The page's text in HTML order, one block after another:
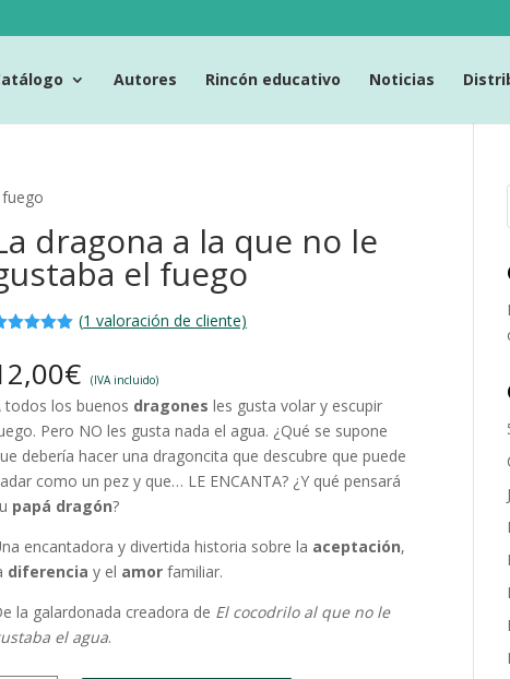
Autores Rincón educativo Noticias
dragona a la que no le
el fuego
en base
valoración
un
(1 valoración de cliente)
€ (IVA incluido)
todos los buenos dragones les gusta volar y escupir
Pero NO les gusta nada el agua. ¿Qué se supone
debería hacer una dragoncita que descubre que puede
como un pez y que… LE ENCANTA? ¿Y qué pensará
papá dragón?
encantadora y divertida historia sobre la aceptación,
diferencia y el amor familiar.
la galardonada creadora de El cocodrilo al que no le
el agua.